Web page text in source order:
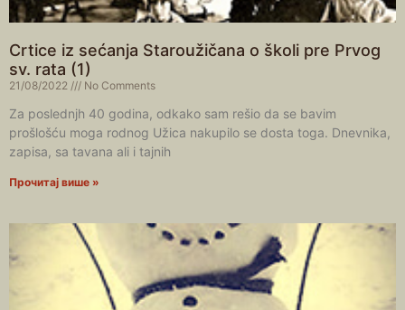
Crtice iz sećanja Staroužičana o školi pre Prvog
sv. rata (1)
21/08/2022 No Comments
Za poslednjh 40 godina, odkako sam rešio da se bavim
prošlošću moga rodnog Užica nakupilo se dosta toga. Dnevnika,
zapisa, sa tavana ali i tajnih
Прочитај више »